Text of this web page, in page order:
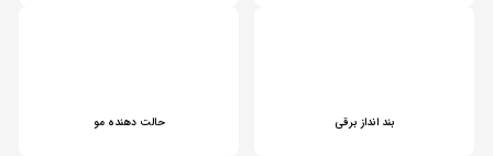
بند انداز برقی حالت دهنده مو